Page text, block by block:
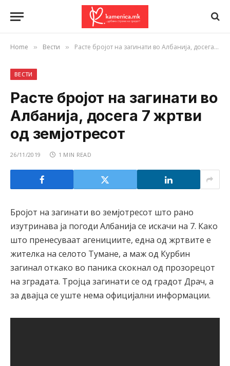
Home » Вести » Расте бројот на загинати во Албанија, досега 7 жртви од земјотресот
ВЕСТИ
Расте бројот на загинати во
Албанија, досега 7 жртви
од земјотресот
26/11/2019 1 MIN READ
Бројот на загинати во земјотресот што рано
изутринава ја погоди Албанија се искачи на 7. Како
што пренесуваат агенициите, една од жртвите е
жителка на селото Тумане, а маж од Курбин
загинал откако во паника скокнал од прозорецот
на зградата. Тројца загинати се од градот Драч, а
за двајца се уште нема официјални информации.